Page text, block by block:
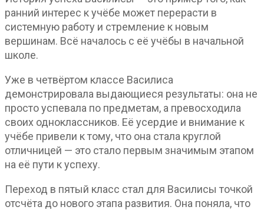
ранний интерес к учёбе может перерасти в
системную работу и стремление к новым
вершинам. Всё началось с её учёбы в начальной
школе.
Уже в четвёртом классе Василиса
демонстрировала выдающиеся результаты: она не
просто успевала по предметам, а превосходила
своих одноклассников. Её усердие и внимание к
учёбе привели к тому, что она стала круглой
отличницей — это стало первым значимым этапом
на её пути к успеху.
Переход в пятый класс стал для Василисы точкой
отсчёта до нового этапа развития. Она поняла, что